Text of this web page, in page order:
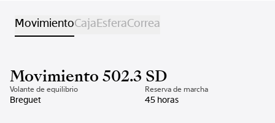
MovimientoCajaEsferaCorrea
Movimiento 502.3 SD
Volante de equilibrio
Breguet
Reserva de marcha
45 horas